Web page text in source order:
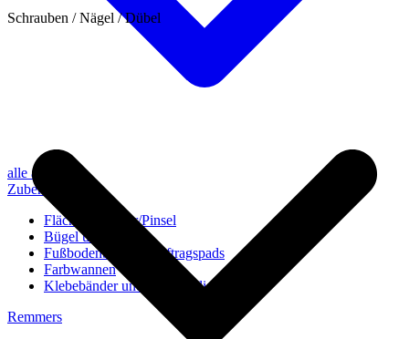
alle anzeigen
Zubehör
Flächenstreicher/Pinsel
Bügel und Rollen
Fußbodenbürsten/Auftragspads
Farbwannen
Klebebänder und Abdeckvlies
Remmers
Schrauben / Nägel / Dübel